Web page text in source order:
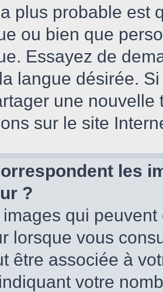
plus probable est
ou bien que
Essayez de
langue désirée.
une
sur le site
les
?
qui
lorsque vous
être associée à
votre